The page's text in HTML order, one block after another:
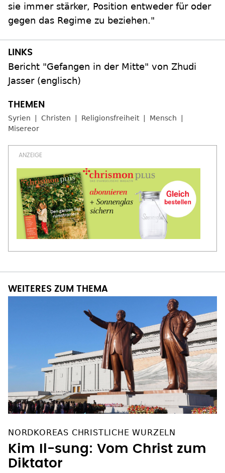
sie immer stärker, Position entweder für oder
gegen das Regime zu beziehen."
Bericht "Gefangen in der Mitte" von Zhudi
Jasser (englisch)
Syrien Christen Religionsfreiheit
Mensch
Misereor
WEITERES ZUM THEMA
NORDKOREAS CHRISTLICHE WURZELN
Kim Il-sung: Vom Christ zum
Diktator